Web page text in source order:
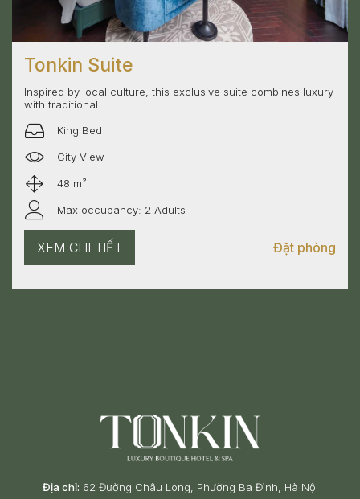
Tonkin Suite
Inspired by local culture, this exclusive suite combines luxury
with traditional...
King Bed
City View
48 m²
Max occupancy: 2 Adults
XEM CHI TIẾT Đặt phòng
Địa chỉ: 62 Đường Châu Long, Phường Ba Đình, Hà Nội